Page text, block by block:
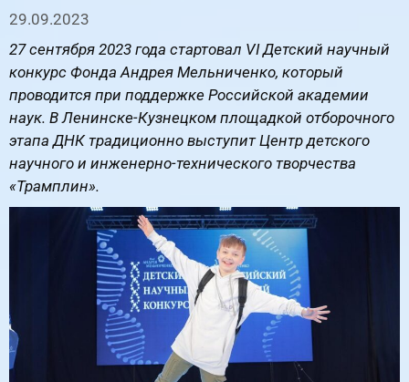
29.09.2023
27 сентября 2023 года стартовал VI Детский научный
конкурс Фонда Андрея Мельниченко, который
проводится при поддержке Российской академии
наук. В Ленинске-Кузнецком площадкой отборочного
этапа ДНК традиционно выступит Центр детского
научного и инженерно-технического творчества
«Трамплин».